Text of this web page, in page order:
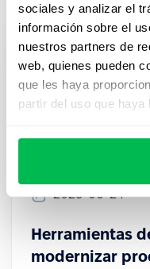
sociales y analizar el
información sobre el
nuestros partners de
web, quienes pueden
que les haya
partir del uso que
2025-06-24
Herramientas
modernizar